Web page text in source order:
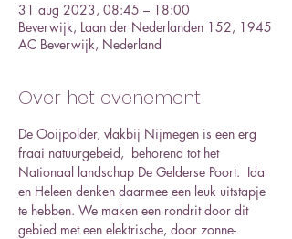
31 aug 2023, 08:45 – 18:00
Beverwijk, Laan der Nederlanden 152, 1945
AC Beverwijk, Nederland
Over het evenement
De Ooijpolder, vlakbij Nijmegen is een erg
fraai natuurgebeid,  behorend tot het
Nationaal landschap De Gelderse Poort.  Ida
en Heleen denken daarmee een leuk uitstapje
te hebben. We maken een rondrit door dit
gebied met een elektrische, door zonne-